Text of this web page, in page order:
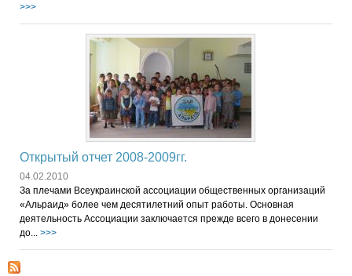
>>>
Открытый отчет 2008-2009гг.
04.02.2010
За плечами Всеукраинской ассоциации общественных организаций
«Альраид» более чем десятилетний опыт работы. Основная
деятельность Ассоциации заключается прежде всего в донесении
до... >>>